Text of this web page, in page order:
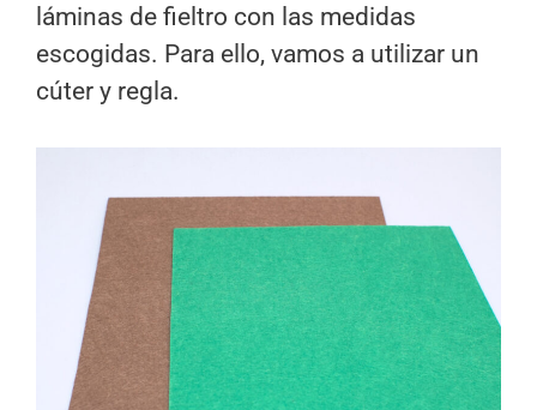
láminas de fieltro con las medidas
escogidas. Para ello, vamos a utilizar un
cúter y regla.